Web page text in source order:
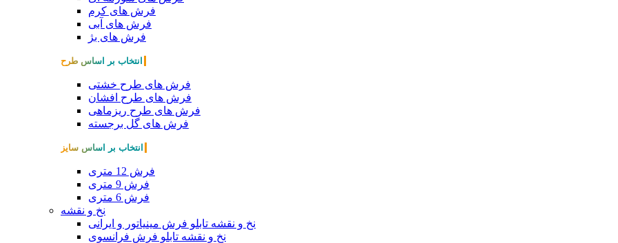
فرش های کرم
فرش های آبی
فرش های بژ
انتخاب بر اساس طرح
فرش های طرح خشتی
فرش های طرح افشان
فرش های طرح ریزماهی
فرش های گل برجسته
انتخاب بر اساس سایز
فرش 12 متری
فرش 9 متری
فرش 6 متری
نخ و نقشه
نخ و نقشه تابلو فرش مینیاتور و ایرانی
نخ و نقشه تابلو فرش فرانسوی